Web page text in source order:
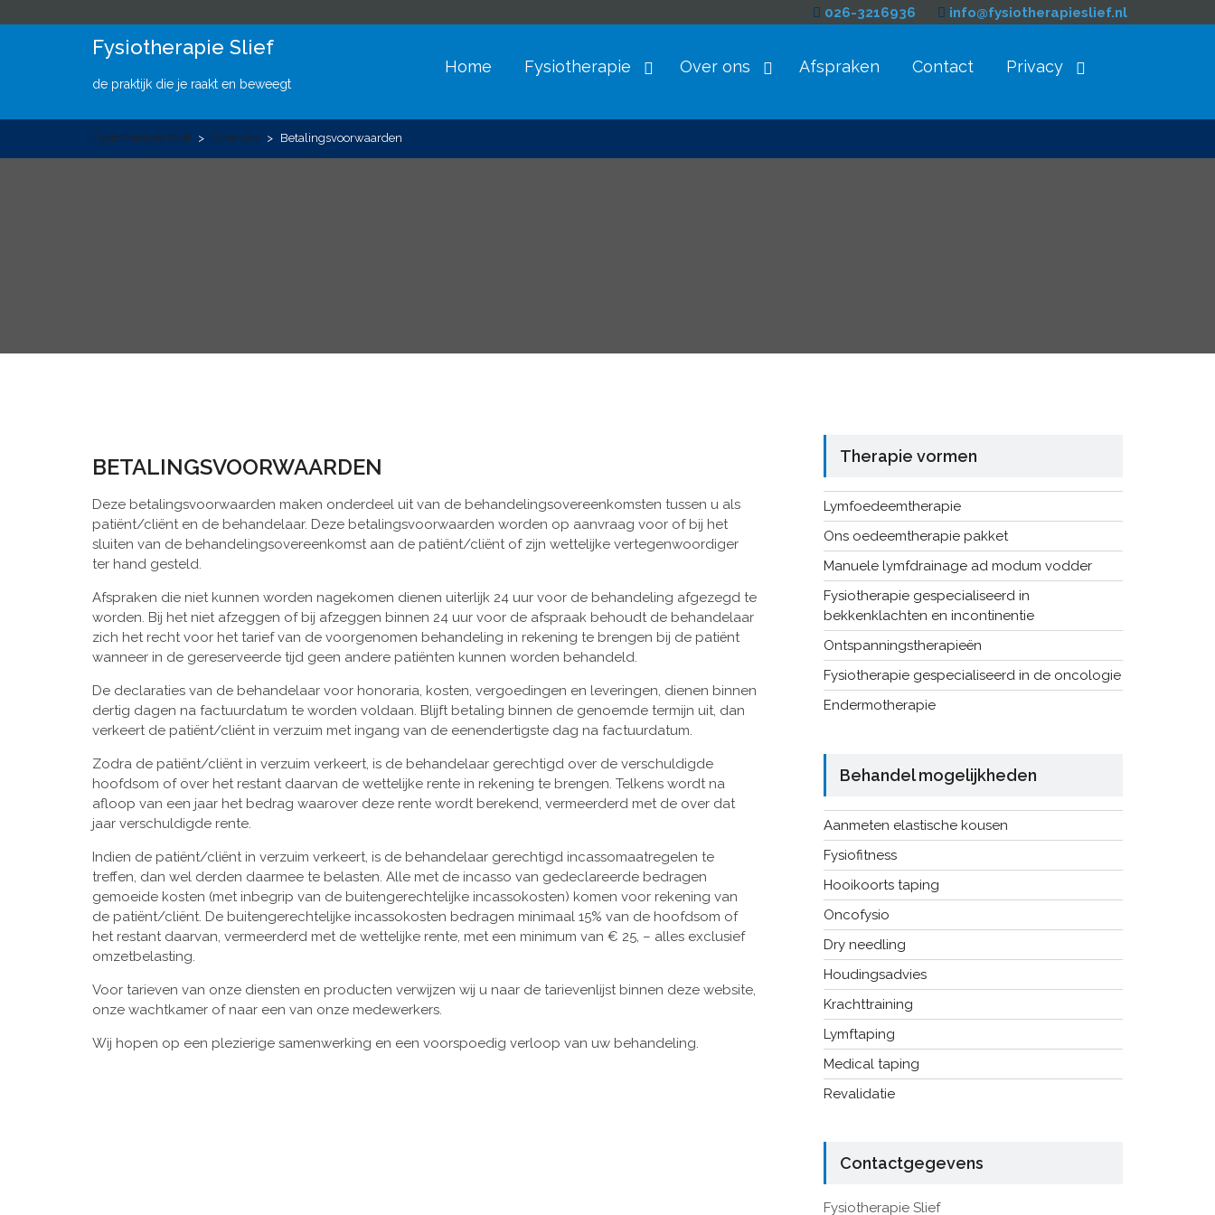
to
026-3216936 info@fysiotherapieslief.nl
Fysiotherapie Slief
de praktijk die je raakt en beweegt
Home Fysiotherapie Over ons Afspraken Contact Privacy
Fysiotherapie Slief > Over ons > Betalingsvoorwaarden
BETALINGSVOORWAARDEN
Deze betalingsvoorwaarden maken onderdeel uit van de behandelingsovereenkomsten tussen u als
patiënt/cliënt en de behandelaar. Deze betalingsvoorwaarden worden op aanvraag voor of bij het
sluiten van de behandelingsovereenkomst aan de patiënt/cliënt of zijn wettelijke vertegenwoordiger
ter hand gesteld.
Afspraken die niet kunnen worden nagekomen dienen uiterlijk 24 uur voor de behandeling afgezegd te
worden. Bij het niet afzeggen of bij afzeggen binnen 24 uur voor de afspraak behoudt de behandelaar
zich het recht voor het tarief van de voorgenomen behandeling in rekening te brengen bij de patiënt
wanneer in de gereserveerde tijd geen andere patiënten kunnen worden behandeld.
De declaraties van de behandelaar voor honoraria, kosten, vergoedingen en leveringen, dienen binnen
dertig dagen na factuurdatum te worden voldaan. Blijft betaling binnen de genoemde termijn uit, dan
verkeert de patiënt/cliënt in verzuim met ingang van de eenendertigste dag na factuurdatum.
Zodra de patiënt/cliënt in verzuim verkeert, is de behandelaar gerechtigd over de verschuldigde
hoofdsom of over het restant daarvan de wettelijke rente in rekening te brengen. Telkens wordt na
afloop van een jaar het bedrag waarover deze rente wordt berekend, vermeerderd met de over dat
jaar verschuldigde rente.
Indien de patiënt/cliënt in verzuim verkeert, is de behandelaar gerechtigd incassomaatregelen te
treffen, dan wel derden daarmee te belasten. Alle met de incasso van gedeclareerde bedragen
gemoeide kosten (met inbegrip van de buitengerechtelijke incassokosten) komen voor rekening van
de patiënt/cliënt. De buitengerechtelijke incassokosten bedragen minimaal 15% van de hoofdsom of
het restant daarvan, vermeerderd met de wettelijke rente, met een minimum van € 25, – alles exclusief
omzetbelasting.
Voor tarieven van onze diensten en producten verwijzen wij u naar de tarievenlijst binnen deze website,
onze wachtkamer of naar een van onze medewerkers.
Wij hopen op een plezierige samenwerking en een voorspoedig verloop van uw behandeling.
Therapie vormen
Lymfoedeemtherapie
Ons oedeemtherapie pakket
Manuele lymfdrainage ad modum vodder
Fysiotherapie gespecialiseerd in
bekkenklachten en incontinentie
Ontspanningstherapieën
Fysiotherapie gespecialiseerd in de oncologie
Endermotherapie
Behandel mogelijkheden
Aanmeten elastische kousen
Fysiofitness
Hooikoorts taping
Oncofysio
Dry needling
Houdingsadvies
Krachttraining
Lymftaping
Medical taping
Revalidatie
Contactgegevens
Fysiotherapie Slief